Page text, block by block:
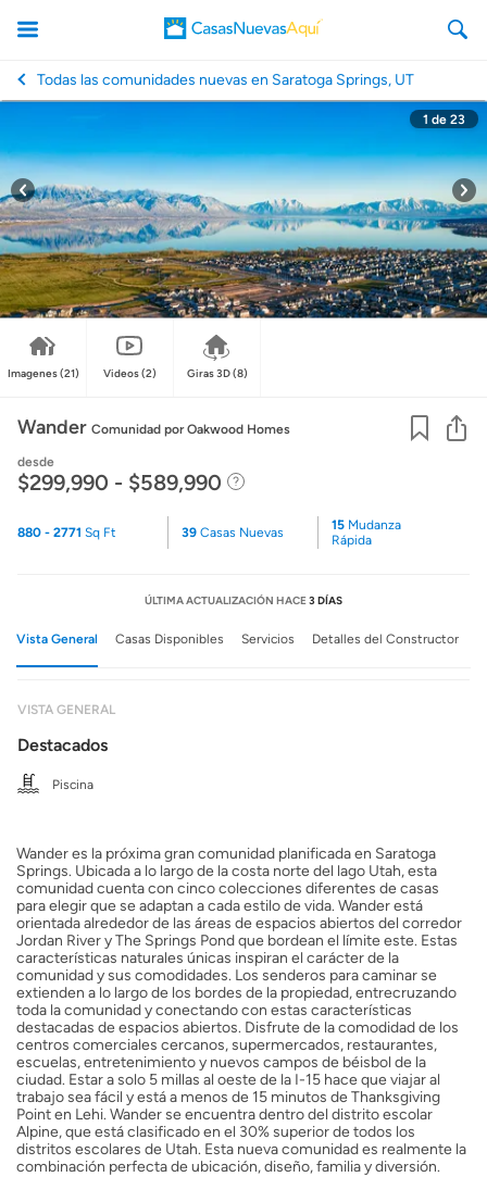
CasasNuevasAqui
Todas las comunidades nuevas en Saratoga Springs, UT
1 de 23
Imagenes(21) Videos(2) Giras 3D(8)
Wander Comunidad por Oakwood Homes
desde
$299,990 - $589,990
880 - 2771 Sq Ft 39Casas Nuevas 15 Mudanza
Rápida
ÚLTIMA ACTUALIZACIÓN HACE3 DÍAS
Vista General Casas Disponibles Servicios Detalles del Constructor
VISTA GENERAL
Destacados
Piscina
Wander es la próxima gran comunidad planificada en Saratoga
Springs. Ubicada a lo largo de la costa norte del lago Utah, esta
comunidad cuenta con cinco colecciones diferentes de casas
para elegir que se adaptan a cada estilo de vida. Wander está
orientada alrededor de las áreas de espacios abiertos del corredor
Jordan River y The Springs Pond que bordean el límite este. Estas
características naturales únicas inspiran el carácter de la
comunidad y sus comodidades. Los senderos para caminar se
extienden a lo largo de los bordes de la propiedad, entrecruzando
toda la comunidad y conectando con estas características
destacadas de espacios abiertos. Disfrute de la comodidad de los
centros comerciales cercanos, supermercados, restaurantes,
escuelas, entretenimiento y nuevos campos de béisbol de la
ciudad. Estar a solo 5 millas al oeste de la I-15 hace que viajar al
trabajo sea fácil y está a menos de 15 minutos de Thanksgiving
Point en Lehi. Wander se encuentra dentro del distrito escolar
Alpine, que está clasificado en el 30% superior de todos los
distritos escolares de Utah. Esta nueva comunidad es realmente la
combinación perfecta de ubicación, diseño, familia y diversión.